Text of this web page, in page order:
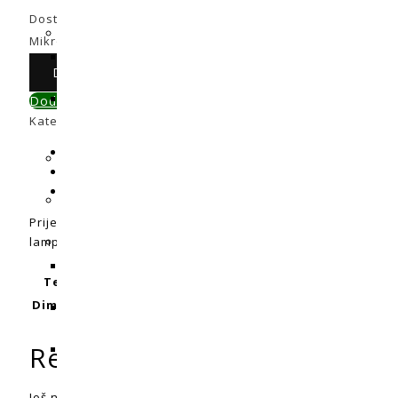
Dostupni:
Mikroskop LED 60x povećanje količina
Dodaj u košaricu
Dodaj u primerjavu
Kategorija:
Prijenosni mikroskop s 60x povećanjem pogodan je za
lampice za jednostavnu dijagnostiku.
Težina
Dimenzije
Recenzije